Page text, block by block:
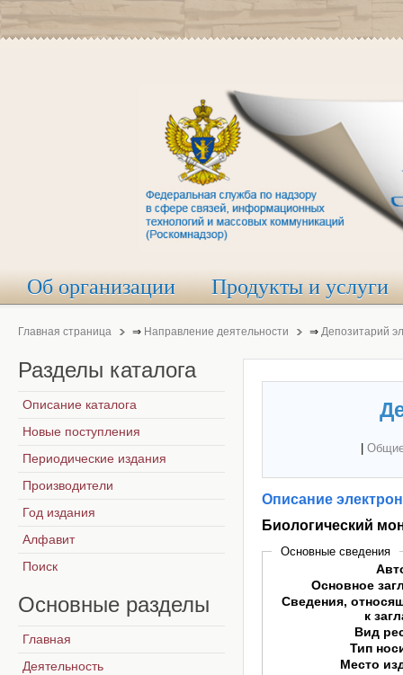
Об организации Продукты и услуги
Главная страница ⇒ Направление деятельности ⇒ Депозитарий
Описание
Биологический
Основные сведения
Основное
Сведения,
к
Вид
Тип
Место
Разделы каталога
Описание каталога
Новые поступления
Периодические издания
Производители
Год издания
Алфавит
Поиск
Основные разделы
Главная
Деятельность